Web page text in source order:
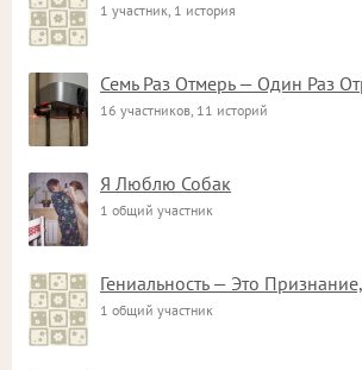
1 участник, 1 история
Семь Раз Отмерь — Один Раз
16 участников, 11 историй
Я Люблю Собак
1 общий участник
Гениальность — Это
1 общий участник